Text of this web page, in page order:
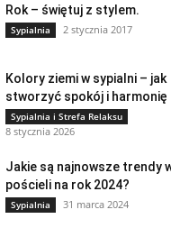
Rok – świętuj z stylem.
Sypialnia 2 stycznia 2017
Kolory ziemi w sypialni – jak
stworzyć spokój i harmonię
Sypialnia i Strefa Relaksu
8 stycznia 2026
Jakie są najnowsze trendy
pościeli na rok 2024?
Sypialnia 31 marca 2024